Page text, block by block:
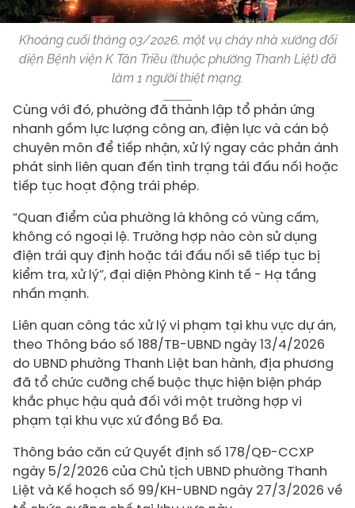
Khoảng cuối tháng 03/2026, một vụ cháy nhà xưởng đối
diện Bệnh viện K Tân Triều (thuộc phường Thanh Liệt) đã
làm 1 người thiệt mạng.
Cùng với đó, phường đã thành lập tổ phản ứng
nhanh gồm lực lượng công an, điện lực và cán bộ
chuyên môn để tiếp nhận, xử lý ngay các phản ánh
phát sinh liên quan đến tình trạng tái đấu nối hoặc
tiếp tục hoạt động trái phép.
“Quan điểm của phường là không có vùng cấm,
không có ngoại lệ. Trường hợp nào còn sử dụng
điện trái quy định hoặc tái đấu nối sẽ tiếp tục bị
kiểm tra, xử lý”, đại diện Phòng Kinh tế - Hạ tầng
nhấn mạnh.
Liên quan công tác xử lý vi phạm tại khu vực dự án,
theo Thông báo số 188/TB-UBND ngày 13/4/2026
do UBND phường Thanh Liệt ban hành, địa phương
đã tổ chức cưỡng chế buộc thực hiện biện pháp
khắc phục hậu quả đối với một trường hợp vi
phạm tại khu vực xứ đồng Bồ Đa.
Thông báo căn cứ Quyết định số 178/QĐ-CCXP
ngày 5/2/2026 của Chủ tịch UBND phường Thanh
Liệt và Kế hoạch số 99/KH-UBND ngày 27/3/2026 về